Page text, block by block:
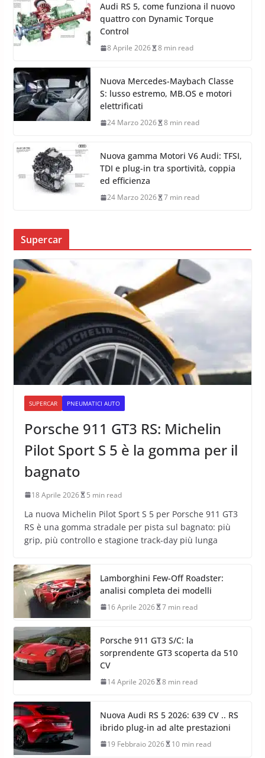
Audi RS 5, come funziona il nuovo
quattro con Dynamic Torque
Control
8 Aprile 2026 8 min read
Nuova Mercedes-Maybach Classe
S: lusso estremo, MB.OS e motori
elettrificati
24 Marzo 2026 8 min read
Nuova gamma Motori V6 Audi: TFSI,
TDI e plug-in tra sportività, coppia
ed efficienza
24 Marzo 2026 7 min read
Supercar
SUPERCAR PNEUMATICI AUTO
Porsche 911 GT3 RS: Michelin
Pilot Sport S 5 è la gomma per il
bagnato
18 Aprile 2026 5 min read
La nuova Michelin Pilot Sport S 5 per Porsche 911 GT3
RS è una gomma stradale per pista sul bagnato: più
grip, più controllo e stagione track-day più lunga
Lamborghini Few-Off Roadster:
analisi completa dei modelli
16 Aprile 2026 7 min read
Porsche 911 GT3 S/C: la
sorprendente GT3 scoperta da 510
CV
14 Aprile 2026 8 min read
Nuova Audi RS 5 2026: 639 CV .. RS
ibrido plug-in ad alte prestazioni
19 Febbraio 2026 10 min read